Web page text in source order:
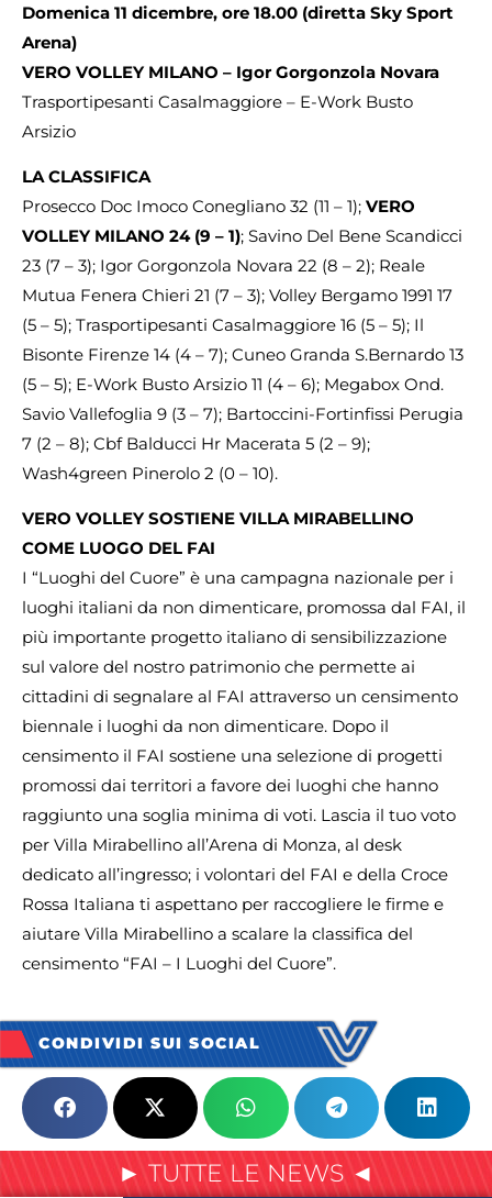
Domenica 11 dicembre, ore 18.00 (diretta Sky Sport
Arena)
VERO VOLLEY MILANO – Igor Gorgonzola Novara
Trasportipesanti Casalmaggiore – E-Work Busto
Arsizio
LA CLASSIFICA
Prosecco Doc Imoco Conegliano 32 (11 – 1); VERO
VOLLEY MILANO 24 (9 – 1); Savino Del Bene Scandicci
23 (7 – 3); Igor Gorgonzola Novara 22 (8 – 2); Reale
Mutua Fenera Chieri 21 (7 – 3); Volley Bergamo 1991 17
(5 – 5); Trasportipesanti Casalmaggiore 16 (5 – 5); Il
Bisonte Firenze 14 (4 – 7); Cuneo Granda S.Bernardo 13
(5 – 5); E-Work Busto Arsizio 11 (4 – 6); Megabox Ond.
Savio Vallefoglia 9 (3 – 7); Bartoccini-Fortinfissi Perugia
7 (2 – 8); Cbf Balducci Hr Macerata 5 (2 – 9);
Wash4green Pinerolo 2 (0 – 10).
VERO VOLLEY SOSTIENE VILLA MIRABELLINO
COME LUOGO DEL FAI
I “Luoghi del Cuore” è una campagna nazionale per i
luoghi italiani da non dimenticare, promossa dal FAI, il
più importante progetto italiano di sensibilizzazione
sul valore del nostro patrimonio che permette ai
cittadini di segnalare al FAI attraverso un censimento
biennale i luoghi da non dimenticare. Dopo il
censimento il FAI sostiene una selezione di progetti
promossi dai territori a favore dei luoghi che hanno
raggiunto una soglia minima di voti. Lascia il tuo voto
per Villa Mirabellino all’Arena di Monza, al desk
dedicato all’ingresso; i volontari del FAI e della Croce
Rossa Italiana ti aspettano per raccogliere le firme e
aiutare Villa Mirabellino a scalare la classifica del
censimento “FAI – I Luoghi del Cuore”.
CONDIVIDI SUI SOCIAL
► TUTTE LE NEWS ◄